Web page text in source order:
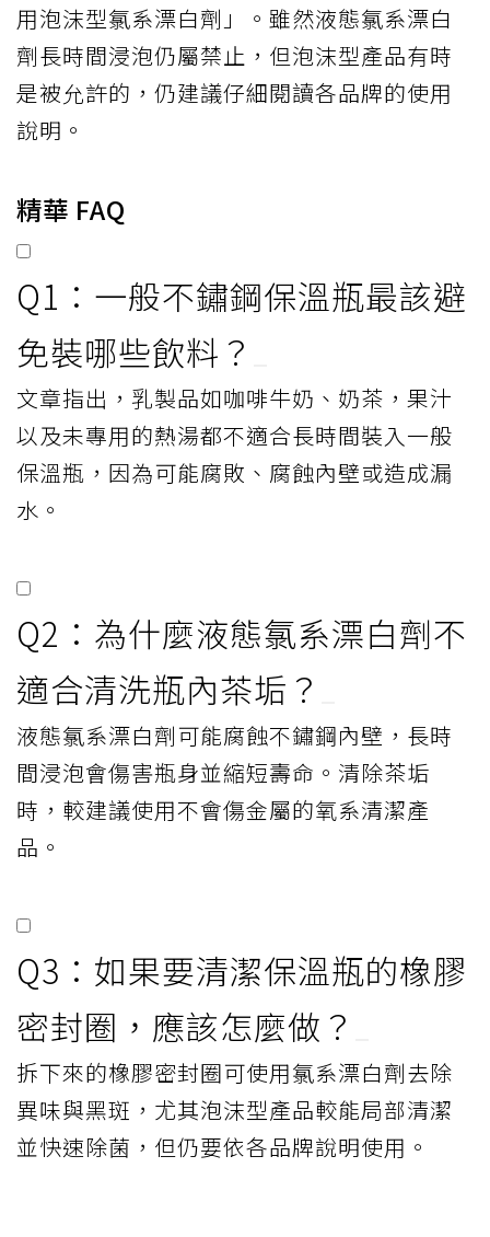
用泡沫型氯系漂白劑」。雖然液態氯系漂白
劑長時間浸泡仍屬禁止，但泡沫型產品有時
是被允許的，仍建議仔細閱讀各品牌的使用
說明。
精華 FAQ
Q1：一般不鏽鋼保溫瓶最該避
免裝哪些飲料？
文章指出，乳製品如咖啡牛奶、奶茶，果汁
以及未專用的熱湯都不適合長時間裝入一般
保溫瓶，因為可能腐敗、腐蝕內壁或造成漏
水。
Q2：為什麼液態氯系漂白劑不
適合清洗瓶內茶垢？
液態氯系漂白劑可能腐蝕不鏽鋼內壁，長時
間浸泡會傷害瓶身並縮短壽命。清除茶垢
時，較建議使用不會傷金屬的氧系清潔產
品。
Q3：如果要清潔保溫瓶的橡膠
密封圈，應該怎麼做？
拆下來的橡膠密封圈可使用氯系漂白劑去除
異味與黑斑，尤其泡沫型產品較能局部清潔
並快速除菌，但仍要依各品牌說明使用。